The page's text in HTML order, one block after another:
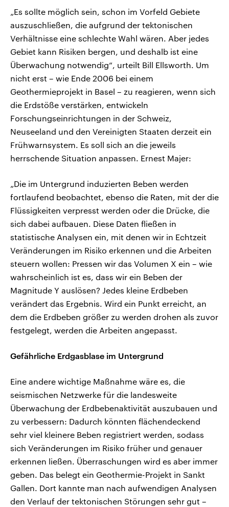
„Es sollte möglich sein, schon im Vorfeld Gebiete
auszuschließen, die aufgrund der tektonischen
Verhältnisse eine schlechte Wahl wären. Aber jedes
Gebiet kann Risiken bergen, und deshalb ist eine
Überwachung notwendig“, urteilt Bill Ellsworth. Um
nicht erst – wie Ende 2006 bei einem
Geothermieprojekt in Basel – zu reagieren, wenn sich
die Erdstöße verstärken, entwickeln
Forschungseinrichtungen in der Schweiz,
Neuseeland und den Vereinigten Staaten derzeit ein
Frühwarnsystem. Es soll sich an die jeweils
herrschende Situation anpassen. Ernest Majer:
„Die im Untergrund induzierten Beben werden
fortlaufend beobachtet, ebenso die Raten, mit der die
Flüssigkeiten verpresst werden oder die Drücke, die
sich dabei aufbauen. Diese Daten fließen in
statistische Analysen ein, mit denen wir in Echtzeit
Veränderungen im Risiko erkennen und die Arbeiten
steuern wollen: Pressen wir das Volumen X ein – wie
wahrscheinlich ist es, dass wir ein Beben der
Magnitude Y auslösen? Jedes kleine Erdbeben
verändert das Ergebnis. Wird ein Punkt erreicht, an
dem die Erdbeben größer zu werden drohen als zuvor
festgelegt, werden die Arbeiten angepasst.
Gefährliche Erdgasblase im Untergrund
Eine andere wichtige Maßnahme wäre es, die
seismischen Netzwerke für die landesweite
Überwachung der Erdbebenaktivität auszubauen und
zu verbessern: Dadurch könnten flächendeckend
sehr viel kleinere Beben registriert werden, sodass
sich Veränderungen im Risiko früher und genauer
erkennen ließen. Überraschungen wird es aber immer
geben. Das belegt ein Geothermie-Projekt in Sankt
Gallen. Dort kannte man nach aufwendigen Analysen
den Verlauf der tektonischen Störungen sehr gut –